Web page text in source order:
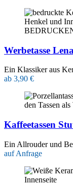
Werbetasse
Ein Klassiker aus
ab 3,90 €
Kaffeetassen
Ein Allrouder und
auf Anfrage